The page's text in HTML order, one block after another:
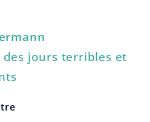
des jours terribles et